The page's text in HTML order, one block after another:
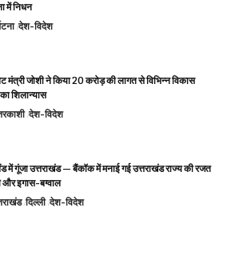
में निधन
देश-विदेश
मंत्री जोशी ने किया 20 करोड़ की लागत से विभिन्न विकास
का शिलान्यास
देश-विदेश
में गूंजा उत्तराखंड — बैंकॉक में मनाई गई उत्तराखंड राज्य की रजत
और इगास-बग्वाल
दिल्ली देश-विदेश